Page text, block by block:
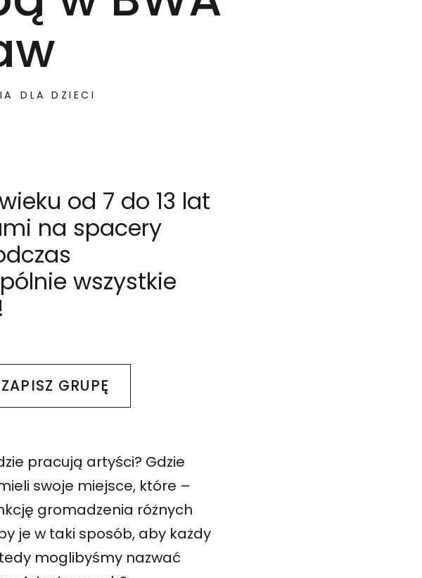
DLA DZIECI
Wrocławia, podczas których zwiedzimy wspólnie wszystkie galerie
od 7 do 13 lat
na spacery
wszystkie
GRUPĘ
pracują artyści? Gdzie
swoje miejsce, które –
gromadzenia różnych
je w taki sposób, aby każdy
moglibyśmy nazwać